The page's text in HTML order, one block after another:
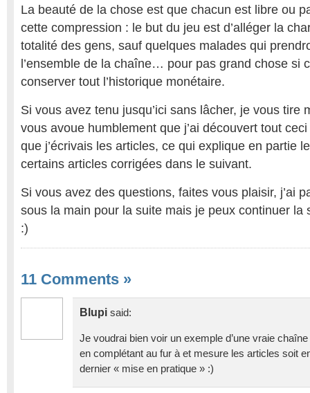
La beauté de la chose est que chacun est libre ou
cette compression : le but du jeu est d’alléger la
totalité des gens, sauf quelques malades qui
l’ensemble de la chaîne… pour pas grand chose si
conserver tout l’historique monétaire.
Si vous avez tenu jusqu’ici sans lâcher, je vous tire
vous avoue humblement que j’ai découvert tout
que j’écrivais les articles, ce qui explique en partie
certains articles corrigées dans le suivant.
Si vous avez des questions, faites vous plaisir, j’ai
sous la main pour la suite mais je peux continuer la
:)
11 Comments »
Blupi said:
Je voudrai bien voir un exemple d’une vraie
en complétant au fur à et mesure les articles soit
dernier « mise en pratique » :)